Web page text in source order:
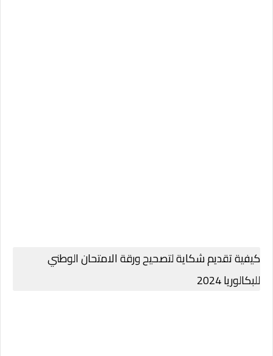
كيفية تقديم شكاية لتصحيح ورقة الامتحان الوطني
للبكالوريا 2024